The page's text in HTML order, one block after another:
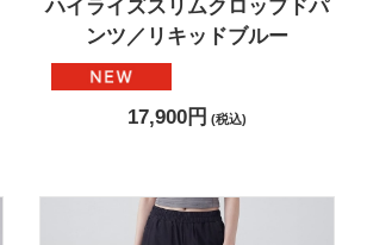
ハイライズスリムクロップドパ
ンツ／リキッドブルー
17,900円 (税込)